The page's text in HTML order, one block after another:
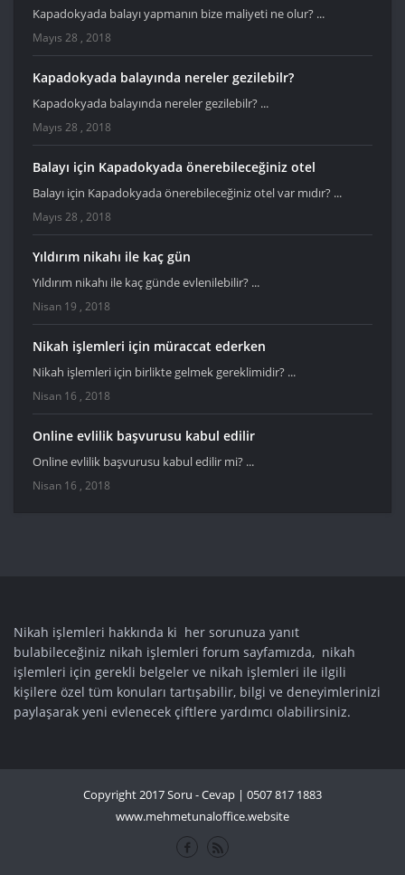
Kapadokyada balayı yapmanın bize maliyeti ne olur? ...
Mayıs 28 , 2018
Kapadokyada balayında nereler gezilebilr?
Kapadokyada balayında nereler gezilebilr? ...
Mayıs 28 , 2018
Balayı için Kapadokyada önerebileceğiniz otel
Balayı için Kapadokyada önerebileceğiniz otel var mıdır? ...
Mayıs 28 , 2018
Yıldırım nikahı ile kaç gün
Yıldırım nikahı ile kaç günde evlenilebilir? ...
Nisan 19 , 2018
Nikah işlemleri için müraccat ederken
Nikah işlemleri için birlikte gelmek gereklimidir? ...
Nisan 16 , 2018
Online evlilik başvurusu kabul edilir
Online evlilik başvurusu kabul edilir mi? ...
Nisan 16 , 2018
Nikah işlemleri hakkında ki her sorunuza yanıt
bulabileceğiniz nikah işlemleri forum sayfamızda, nikah
işlemleri için gerekli belgeler ve nikah işlemleri ile ilgili
kişilere özel tüm konuları tartışabilir, bilgi ve deneyimlerinizi
paylaşarak yeni evlenecek çiftlere yardımcı olabilirsiniz.
Copyright 2017 Soru - Cevap | 0507 817 1883
www.mehmetunaloffice.website